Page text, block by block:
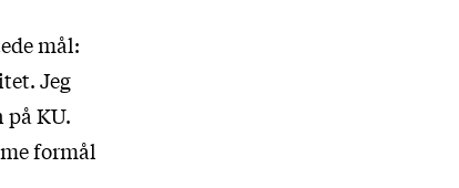
mål:
Jeg
på KU.
formål